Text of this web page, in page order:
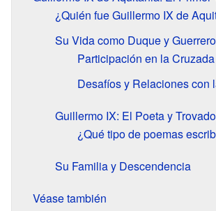
¿Quién fue Guillermo IX de
Su Vida como Duque y Guerrero
Participación en la Cruzada
Desafíos y Relaciones con
Guillermo IX: El Poeta y
¿Qué tipo de poemas
Su Familia y Descendencia
Véase también